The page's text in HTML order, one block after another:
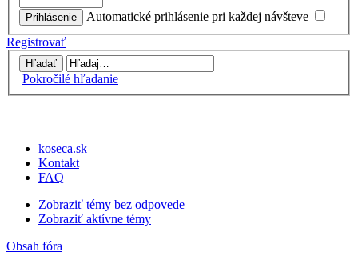
Automatické prihlásenie pri každej návšteve
Registrovať
Pokročilé hľadanie
koseca.sk
Kontakt
FAQ
Zobraziť témy bez odpovede
Zobraziť aktívne témy
Obsah fóra